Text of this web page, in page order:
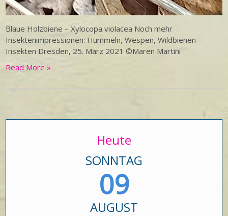
Blaue Holzbiene – Xylocopa violacea Noch mehr
Insektenimpressionen: Hummeln, Wespen, Wildbienen
Insekten Dresden, 25. März 2021 ©Maren Martini
Read More »
Heute
SONNTAG
09
AUGUST